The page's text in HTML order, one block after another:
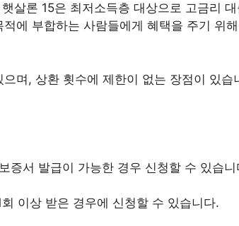
살론 15은 최저소득층 대상으로 고금리
에 부합하는 사람들에게 혜택을 주기 위
며, 상환 횟수에 제한이 없는 장점이 있습
증서 발급이 가능한 경우 신청할 수 있습니
이상 받은 경우에 신청할 수 있습니다.